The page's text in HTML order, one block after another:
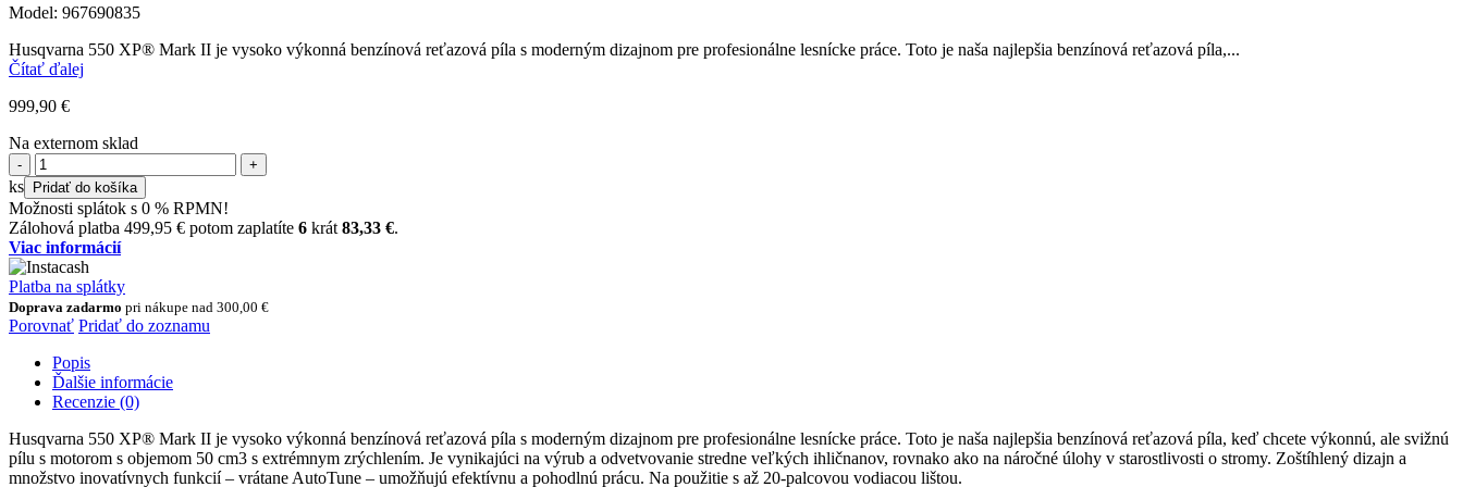
Model: 967690835
Husqvarna 550 XP® Mark II je vysoko výkonná benzínová reťazová píla s moderným dizajnom pre profesionálne lesnícke práce. Toto je naša najlepšia benzínová reťazová píla,...
Čítať ďalej
999,90 €
Na externom sklad
množstvo
HUSQVARNA
550
XP®
Mark
II
ks Pridať do košíka
Možnosti splátok s 0 % RPMN!
Zálohová platba 499,95 € potom zaplatíte 6 krát 83,33 €.
Viac informácií
Platba na splátky
Doprava zadarmo pri nákupe nad 300,00 €
Porovnať Pridať do zoznamu
Popis
Ďalšie informácie
Recenzie (0)
Husqvarna 550 XP® Mark II je vysoko výkonná benzínová reťazová píla s moderným dizajnom pre profesionálne lesnícke práce. Toto je naša najlepšia benzínová reťazová píla, keď chcete výkonnú, ale svižnú
pílu s motorom s objemom 50 cm3 s extrémnym zrýchlením. Je vynikajúci na výrub a odvetvovanie stredne veľkých ihličnanov, rovnako ako na náročné úlohy v starostlivosti o stromy. Zoštíhlený dizajn a
množstvo inovatívnych funkcií – vrátane AutoTune – umožňujú efektívnu a pohodlnú prácu. Na použitie s až 20-palcovou vodiacou lištou.